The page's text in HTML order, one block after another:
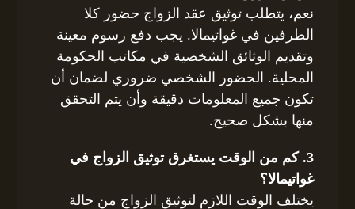
نعم، يتطلب توثيق عقد الزواج حضور كلا
الطرفين في غواتيمالا. يجب دفع رسوم معينة
وتقديم الوثائق الشخصية في مكاتب الحكومة
المحلية. الحضور الشخصي ضروري لضمان أن
تكون جميع المعلومات دقيقة وأن يتم التحقق
منها بشكل صحيح.
3. كم من الوقت يستغرق توثيق الزواج في
غواتيمالا؟
يختلف الوقت اللازم لتوثيق الزواج من حالة